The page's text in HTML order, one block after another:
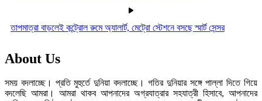
তাপমাত্রা বাড়লেই কন্ট্রোল রুমে অ্যালার্ট, মেট্রো স্টেশনে বসছে স্মার্ট সেন্সর
About Us
সময় বদলাচ্ছে। প্রতি মুহুর্তে দুনিয়া বদলাচ্ছে। গতির দুনিয়ার সঙ্গে পাল্লা দিতে গিয়ে
বদলেছি আমরা। আমরা থাকব আপনাদের অগ্রযাত্রার সহযাত্রী হিসাবে, আপনাদের